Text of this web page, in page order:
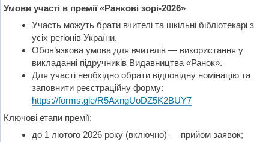
Умови участі в премії «Ранкові зорі-2026»
Участь можуть брати вчителі та шкільні бібліотекарі з
усіх регіонів України.
Обов’язкова умова для вчителів — використання у
викладанні підручників Видавництва «Ранок».
Для участі необхідно обрати відповідну номінацію та
заповнити реєстраційну форму:
https://forms.gle/R5AxngUoDZ5K2BUY7
Ключові етапи премії:
до 1 лютого 2026 року (включно) — прийом заявок;